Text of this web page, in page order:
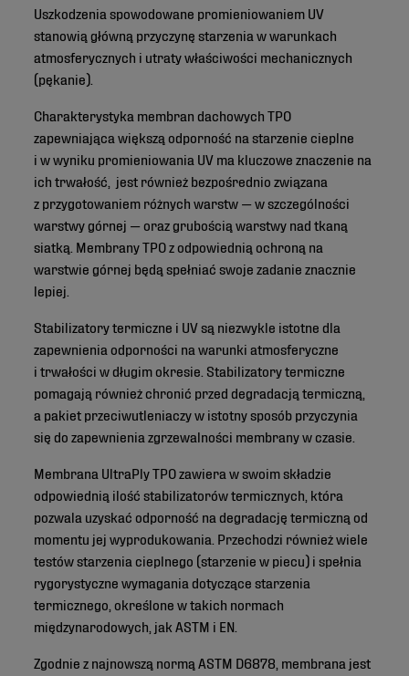
Uszkodzenia spowodowane promieniowaniem UV
stanowią główną przyczynę starzenia w warunkach
atmosferycznych i utraty właściwości mechanicznych
(pękanie).
Charakterystyka membran dachowych TPO
zapewniająca większą odporność na starzenie cieplne
i w wyniku promieniowania UV ma kluczowe znaczenie na
ich trwałość, jest również bezpośrednio związana
z przygotowaniem różnych warstw — w szczególności
warstwy górnej — oraz grubością warstwy nad tkaną
siatką. Membrany TPO z odpowiednią ochroną na
warstwie górnej będą spełniać swoje zadanie znacznie
lepiej.
Stabilizatory termiczne i UV są niezwykle istotne dla
zapewnienia odporności na warunki atmosferyczne
i trwałości w długim okresie. Stabilizatory termiczne
pomagają również chronić przed degradacją termiczną,
a pakiet przeciwutleniaczy w istotny sposób przyczynia
się do zapewnienia zgrzewalności membrany w czasie.
Membrana UltraPly TPO zawiera w swoim składzie
odpowiednią ilość stabilizatorów termicznych, która
pozwala uzyskać odporność na degradację termiczną od
momentu jej wyprodukowania. Przechodzi również wiele
testów starzenia cieplnego (starzenie w piecu) i spełnia
rygorystyczne wymagania dotyczące starzenia
termicznego, określone w takich normach
międzynarodowych, jak ASTM i EN.
Zgodnie z najnowszą normą ASTM D6878, membrana jest